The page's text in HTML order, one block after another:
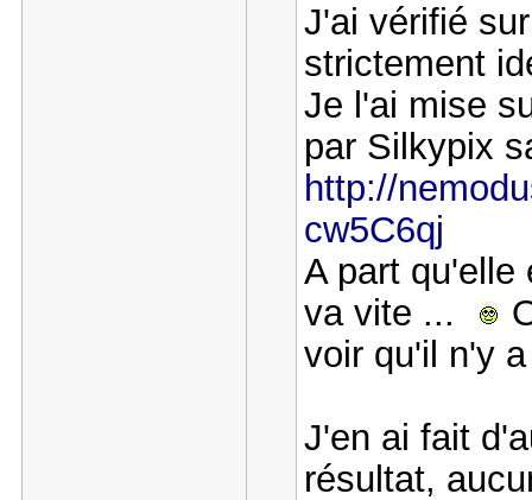
J'ai vérifié
strictement
Je l'ai mise
par Silkypix
http://
cw5C6qj
A part qu'elle
va vite ...
voir qu'il n'y
J'en ai fait
résultat,